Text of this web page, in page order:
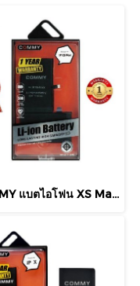
COMMY แบตไอโฟน XS Max (3,174mAh) รับประกัน1ปี Battery iPhone XS Max